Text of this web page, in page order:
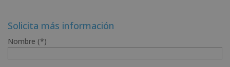
Solicita más información
Nombre (*)